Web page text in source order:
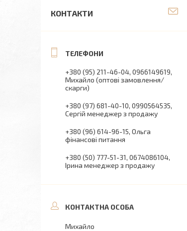
КОНТАКТИ
+380 (95) 211-46-04 0966149619
Михайло (оптові замовлення/
скарги)
+380 (97) 681-40-10 0990564535
Сергій менеджер з продажу
+380 (96) 614-96-15 Ольга
фінансові питання
+380 (50) 777-51-31 0674086104
Ірина менеджер з продажу
Михайло